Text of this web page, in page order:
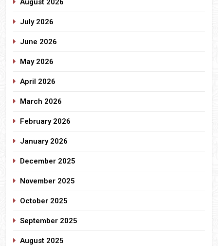
August 2026
July 2026
June 2026
May 2026
April 2026
March 2026
February 2026
January 2026
December 2025
November 2025
October 2025
September 2025
August 2025